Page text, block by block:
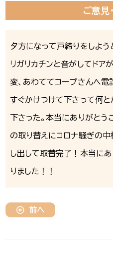
ご意見
夕方になって戸締りをしよう
リガリカチンと音がしてドア
変、あわててコープさんへ電
すぐかけつけて下さって何
下さった。本当にありがとう
の取り替えにコロナ騒ぎの
し出して取替完了！本当に
りました！！
前へ